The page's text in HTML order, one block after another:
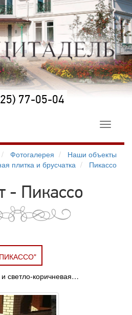
77-05-04
Toggle
Фотогалерея
Наши объекты
плитка и брусчатка
Пикассо
- Пикассо
светло-коричневая…